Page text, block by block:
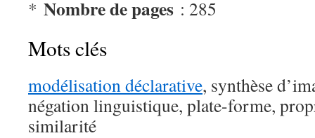
* Nombre de pages : 285
Mots clés
modélisation déclarative, synthèse
négation linguistique, plate-forme,
similarité